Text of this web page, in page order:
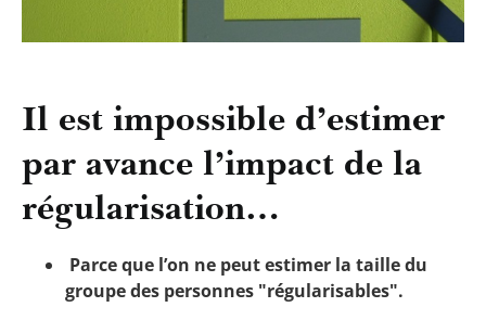
Il est impossible d’estimer
par avance l’impact de la
régularisation…
Parce que l’on ne peut estimer la taille du
groupe des personnes "régularisables".